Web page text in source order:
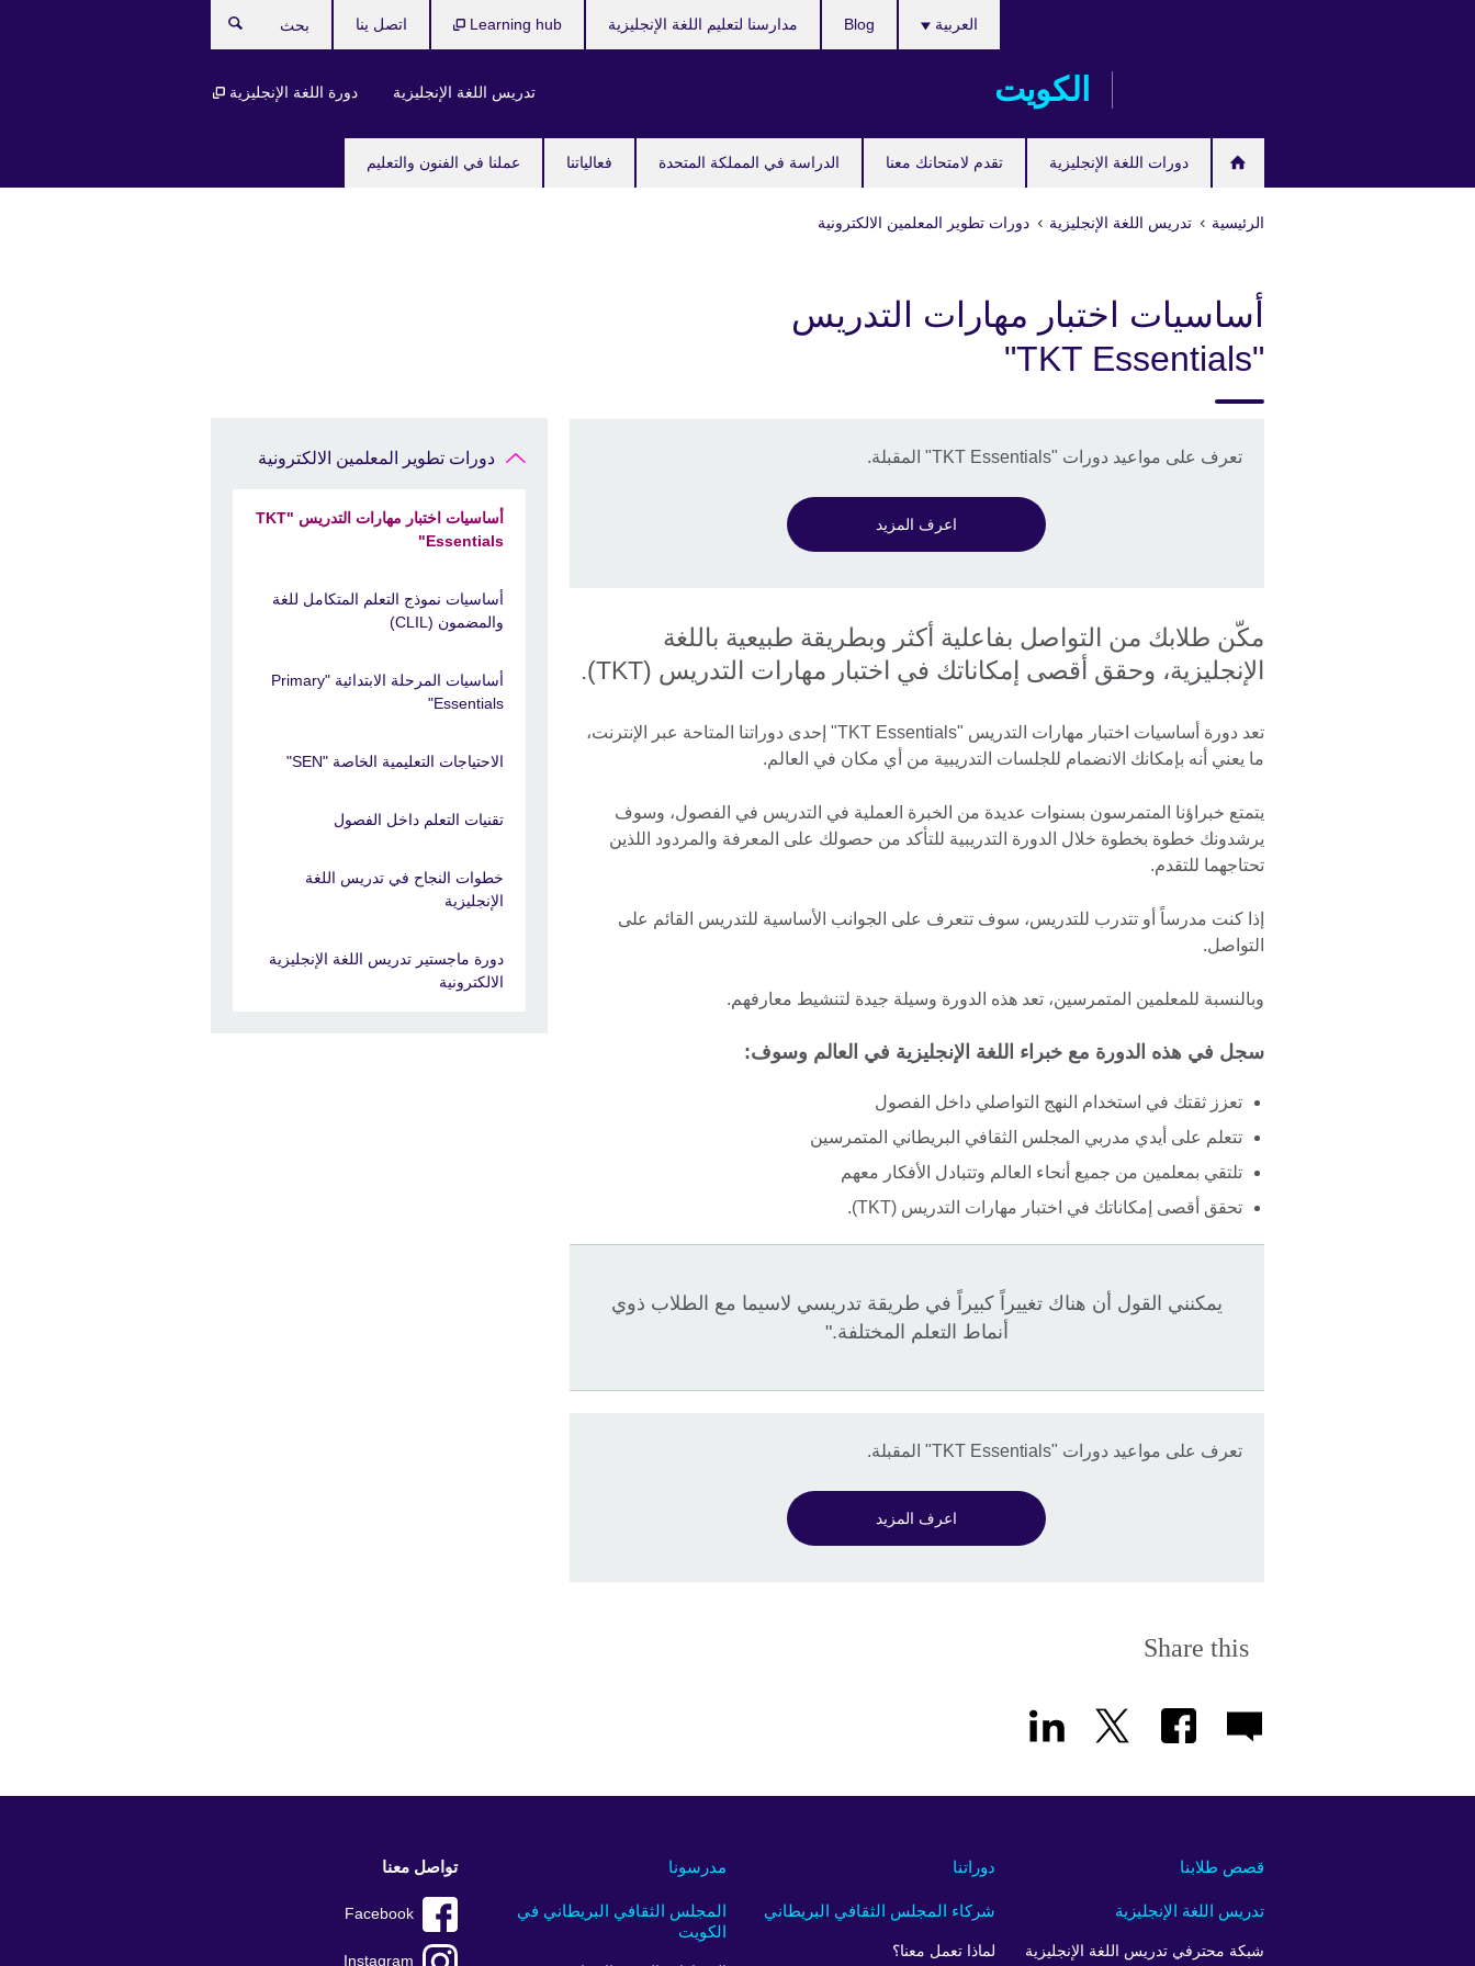
الكويت
دورات اللغة الإنجليزية تقدم لامتحانك معنا الدراسة في المملكة المتحدة فعالياتنا عملنا في الفنون والتعليم
العربية
تدريس اللغة الإنجليزية دورة اللغة الإنجليزية
Blog مدارسنا لتعليم اللغة الإنجليزية Learning hub اتصل ينا
الرئيسية تدريس اللغة الإنجليزية دورات تطوير المعلمين الالكترونية
أساسيات اختبار مهارات التدريس
"TKT Essentials"
تعرف على مواعيد دورات "TKT Essentials" المقبلة.
اعرف المزيد
مكّن طلابك من التواصل بفاعلية أكثر وبطريقة طبيعية باللغة
الإنجليزية، وحقق أقصى إمكاناتك في اختبار مهارات التدريس (TKT).
تعد دورة أساسيات اختبار مهارات التدريس "TKT Essentials" إحدى دوراتنا المتاحة عبر الإنترنت،
ما يعني أنه بإمكانك الانضمام للجلسات التدريبية من أي مكان في العالم.
يتمتع خبراؤنا المتمرسون بسنوات عديدة من الخبرة العملية في التدريس في الفصول، وسوف
يرشدونك خطوة بخطوة خلال الدورة التدريبية للتأكد من حصولك على المعرفة والمردود اللذين
تحتاجهما للتقدم.
إذا كنت مدرساً أو تتدرب للتدريس، سوف تتعرف على الجوانب الأساسية للتدريس القائم على
التواصل.
وبالنسبة للمعلمين المتمرسين، تعد هذه الدورة وسيلة جيدة لتنشيط معارفهم.
سجل في هذه الدورة مع خبراء اللغة الإنجليزية في العالم وسوف:
تعزز ثقتك في استخدام النهج التواصلي داخل الفصول
تتعلم على أيدي مدربي المجلس الثقافي البريطاني المتمرسين
تلتقي بمعلمين من جميع أنحاء العالم وتتبادل الأفكار معهم
تحقق أقصى إمكاناتك في اختبار مهارات التدريس (TKT).
يمكنني القول أن هناك تغييراً كبيراً في طريقة تدريسي لاسيما مع الطلاب ذوي
أنماط التعلم المختلفة."
تعرف على مواعيد دورات "TKT Essentials" المقبلة.
اعرف المزيد
Share this
دورات تطوير المعلمين الالكترونية
أساسيات اختبار مهارات التدريس "TKT
Essentials"
أساسيات نموذج التعلم المتكامل للغة
والمضمون (CLIL)
أساسيات المرحلة الابتدائية "Primary
Essentials"
الاحتياجات التعليمية الخاصة "SEN"
تقنيات التعلم داخل الفصول
خطوات النجاح في تدريس اللغة
الإنجليزية
دورة ماجستير تدريس اللغة الإنجليزية
الالكترونية
مدرسونا دوراتنا قصص طلابنا
المجلس الثقافي البريطاني في
الكويت
شركاء المجلس الثقافي البريطاني
لماذا تعمل معنا؟
تدريس اللغة الإنجليزية
شبكة محترفي تدريس اللغة الإنجليزية
تواصل معنا
Facebook
Instagram